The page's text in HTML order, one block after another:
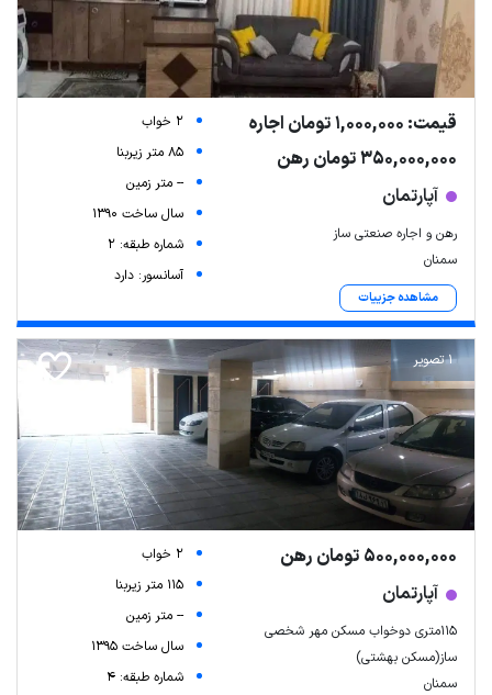
قیمت: 1,000,000 تومان اجاره
350,000,000 تومان رهن
آپارتمان
رهن و اجاره صنعتی ساز
سمنان
مشاهده جزییات
2 خواب
85 متر زیربنا
-- متر زمین
سال ساخت 1390
شماره طبقه: 2
آسانسور: دارد
1 تصویر
500,000,000 تومان رهن
آپارتمان
۱۱۵متری دوخواب مسکن مهر شخصی
ساز(مسکن بهشتی)
سمنان
2 خواب
115 متر زیربنا
-- متر زمین
سال ساخت 1395
شماره طبقه: 4